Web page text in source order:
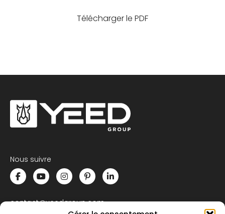
Télécharger le PDF
Nous suivre
contact@yeedgroup.com